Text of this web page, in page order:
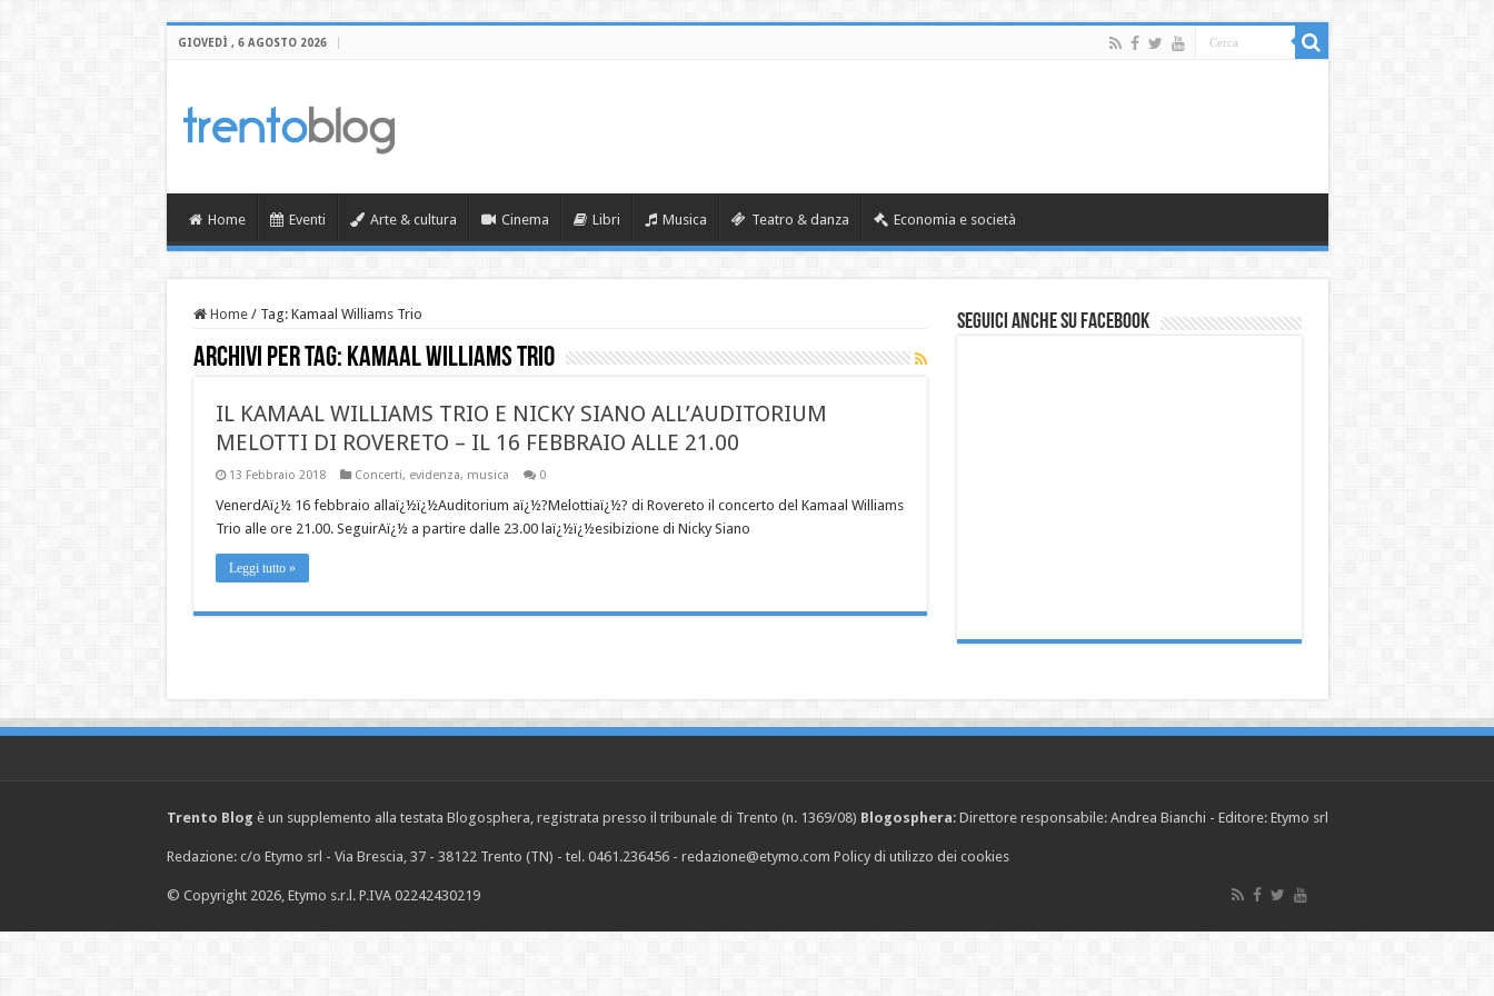
GIOVEDÌ , 6 AGOSTO 2026
Home Eventi Arte & cultura Cinema Libri Musica Teatro & danza Economia e società
Home / Tag: Kamaal Williams Trio
Archivi per tag: Kamaal Williams Trio
IL KAMAAL WILLIAMS TRIO E NICKY SIANO ALL’AUDITORIUM
MELOTTI DI ROVERETO – IL 16 FEBBRAIO ALLE 21.00
13 Febbraio 2018 Concerti, evidenza, musica 0
VenerdAï¿½ 16 febbraio allaï¿½ï¿½Auditorium aï¿½?Melottiaï¿½? di Rovereto il concerto del Kamaal Williams
Trio alle ore 21.00. SeguirAï¿½ a partire dalle 23.00 laï¿½ï¿½esibizione di Nicky Siano
Leggi tutto »
Seguici anche su Facebook
Trento Blog è un supplemento alla testata Blogosphera, registrata presso il tribunale di Trento (n. 1369/08) Blogosphera: Direttore responsabile: Andrea Bianchi - Editore: Etymo srl
Redazione: c/o Etymo srl - Via Brescia, 37 - 38122 Trento (TN) - tel. 0461.236456 - redazione@etymo.com Policy di utilizzo dei cookies
© Copyright 2026, Etymo s.r.l. P.IVA 02242430219